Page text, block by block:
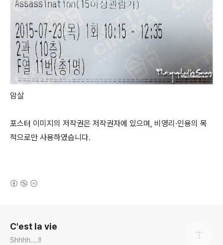
암살
포스터 이미지의 저작권은 저작권자에 있으며, 비영리·인용의 목
적으로만 사용하였습니다.
C'est la vie
Shhhh....!!